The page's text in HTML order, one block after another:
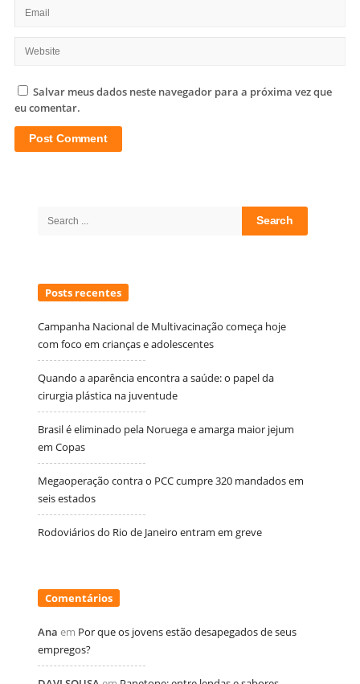
Salvar meus dados neste navegador para a próxima vez que
eu comentar.
Posts recentes
Campanha Nacional de Multivacinação começa hoje
com foco em crianças e adolescentes
Quando a aparência encontra a saúde: o papel da
cirurgia plástica na juventude
Brasil é eliminado pela Noruega e amarga maior jejum
em Copas
Megaoperação contra o PCC cumpre 320 mandados em
seis estados
Rodoviários do Rio de Janeiro entram em greve
Comentários
Ana em Por que os jovens estão desapegados de seus
empregos?